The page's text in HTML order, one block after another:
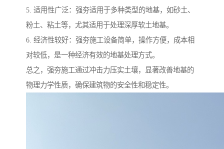
5. 适用性广泛：强夯适用于多种类型的地基，如砂土、
粉土、粘土等，尤其适用于处理深厚软土地基。
6. 经济性较好：强夯施工设备简单，操作方便，成本相
对较低，是一种经济有效的地基处理方式。
总之，强夯施工通过冲击力压实土壤，显著改善地基的
物理力学性质，确保建筑物的安全性和稳定性。